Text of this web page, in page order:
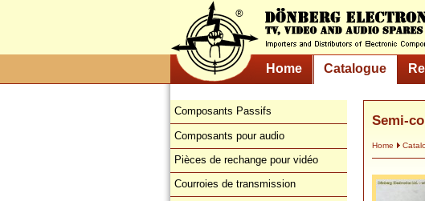
Home Catalogue
Composants Passifs
Composants pour audio
Pièces de rechange pour vidéo
Courroies de transmission
Semi-
Home